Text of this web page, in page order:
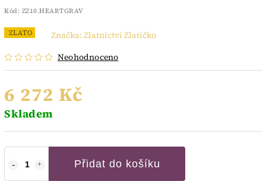
Kód: ZZ10.HEARTGRAV
ZLATO
Neohodnoceno
Značka: Zlatnictví Zlatíčko
6 272 Kč
Skladem
Přidat do košíku